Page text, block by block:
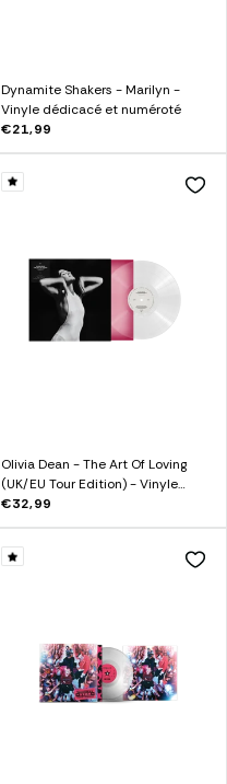
Dynamite Shakers - Marilyn -
Vinyle dédicacé et numéroté
€21,99
Olivia Dean - The Art Of Loving
(UK/EU Tour Edition) - Vinyle
Transparent Cover Alternative
€32,99